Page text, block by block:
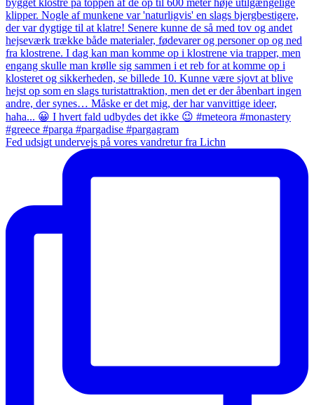
Fed udsigt undervejs på vores vandretur fra Lichn